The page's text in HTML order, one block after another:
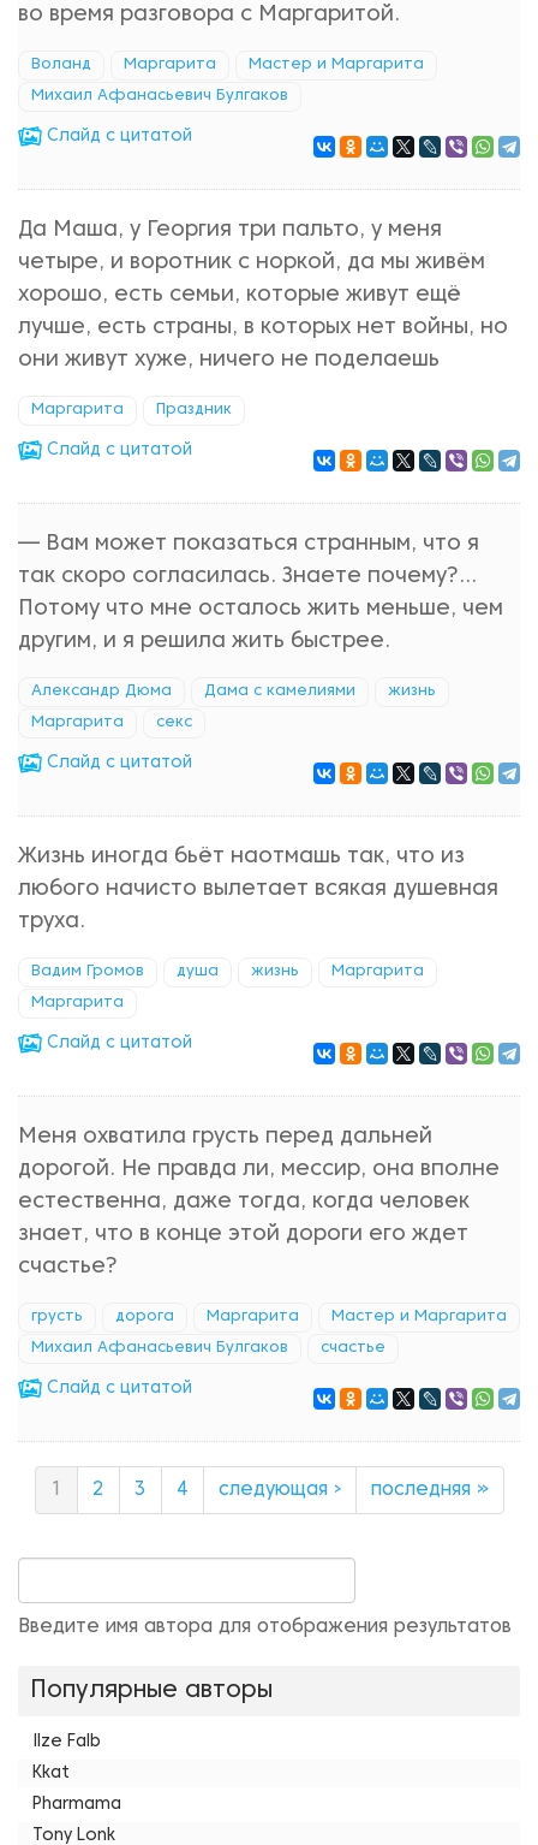
во время разговора с Маргаритой.
Воланд Маргарита Мастер и Маргарита
Михаил Афанасьевич Булгаков
Cлайд с цитатой
Да Маша, у Георгия три пальто, у меня
четыре, и воротник с норкой, да мы живём
хорошо, есть семьи, которые живут ещё
лучше, есть страны, в которых нет войны, но
они живут хуже, ничего не поделаешь
Маргарита Праздник
Cлайд с цитатой
— Вам может показаться странным, что я
так скоро согласилась. Знаете почему?…
Потому что мне осталось жить меньше, чем
другим, и я решила жить быстрее.
Александр Дюма Дама с камелиями жизнь
Маргарита секс
Cлайд с цитатой
Жизнь иногда бьёт наотмашь так, что из
любого начисто вылетает всякая душевная
труха.
Вадим Громов душа жизнь Маргарита
Маргарита
Cлайд с цитатой
Меня охватила грусть перед дальней
дорогой. Не правда ли, мессир, она вполне
естественна, даже тогда, когда человек
знает, что в конце этой дороги его ждет
счастье?
грусть дорога Маргарита Мастер и Маргарита
Михаил Афанасьевич Булгаков счастье
Cлайд с цитатой
2 3 4 следующая › последняя »
Введите имя автора для отображения результатов
Популярные авторы
Ilze Falb
Kkat
Pharmama
Tony Lonk